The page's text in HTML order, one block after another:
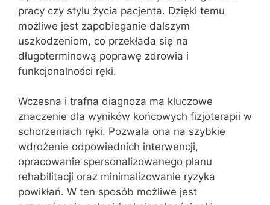
pracy czy stylu życia pacjenta. Dzięki temu
możliwe jest zapobieganie dalszym
uszkodzeniom, co przekłada się na
długoterminową poprawę zdrowia i
funkcjonalności ręki.
Wczesna i trafna diagnoza ma kluczowe
znaczenie dla wyników końcowych fizjoterapii w
schorzeniach ręki. Pozwala ona na szybkie
wdrożenie odpowiednich interwencji,
opracowanie spersonalizowanego planu
rehabilitacji oraz minimalizowanie ryzyka
powikłań. W ten sposób możliwe jest